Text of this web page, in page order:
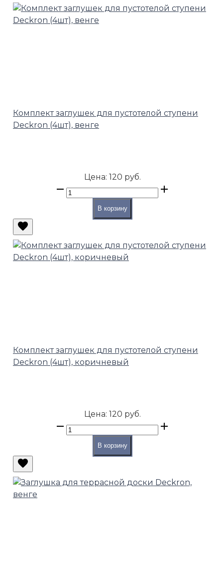
Комплект заглушек для пустотелой ступени
Deckron (4шт), венге
Цена: 120 руб.
В корзину
Комплект заглушек для пустотелой ступени
Deckron (4шт), коричневый
Цена: 120 руб.
В корзину